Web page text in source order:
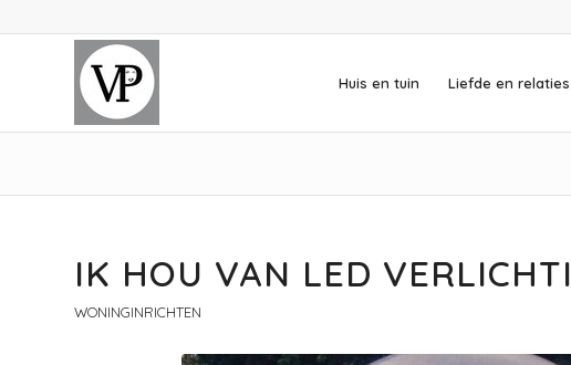
Huis en tuin Liefde en relaties
IK HOU VAN LED
WONINGINRICHTEN